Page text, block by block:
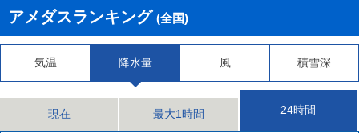
アメダスランキング (全国)
気温 降水量 風 積雪深
現在 最大1時間 24時間